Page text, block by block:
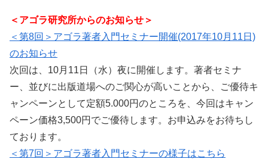
＜アゴラ研究所からのお知らせ ＞
＜第8回＞アゴラ著者入門セミナー開催(2017年10月11日)
のお知らせ
次回は、10月11日（水）夜に開催します。著者セミナ
ー、並びに出版道場へのご関心が高いことから、ご優待キ
ャンペーンとして定額5.000円のところを、今回はキャン
ペーン価格3,500円でご優待します。お申込みをお待ちし
ております。
＜第7回＞アゴラ著者入門セミナーの様子はこちら